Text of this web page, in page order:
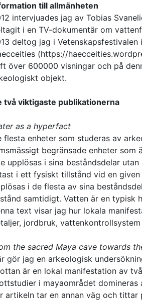
till allmänheten
intervjuades jag av Tobias
i en TV-dokumentär om
deltog jag i
(https://
över 600000 visningar och på
objekt.
två viktigaste publikationerna
as a hyperfact
flesta enheter som studeras av
begränsade enheter som
upplösas i sina beståndsdelar
i ett fysiskt tillstånd vid en
i de flesta av sina
samtidigt. Vatten är en typisk
text visar jag hur lokala
jordbruk,
the sacred Maya cave towards
gör jag en arkeologisk
är en lokal manifestation av
i mayaområdet domineras
artikeln tar en annan väg och